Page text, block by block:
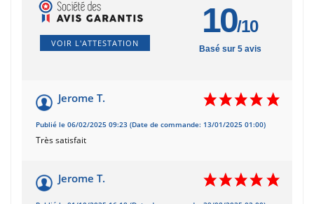
VOIR L'ATTESTATION
10/10
Basé sur 5 avis
Jerome T.
Publié le 06/02/2025 09:23 (Date de commande: 13/01/2025 01:00)
Très satisfait
Jerome T.